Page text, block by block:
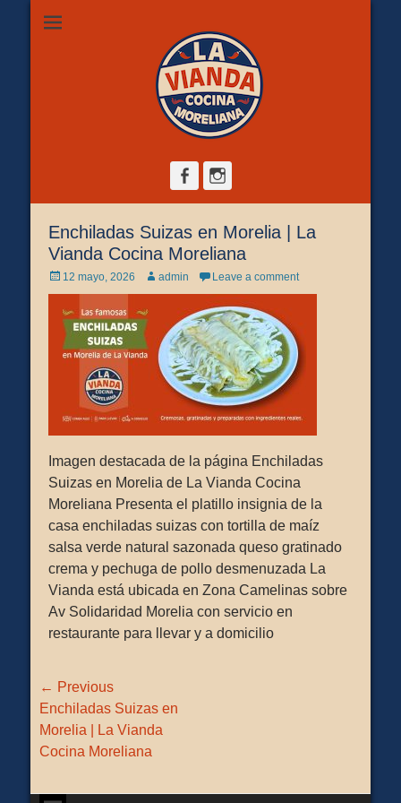
La Vianda Cocina
Moreliana |
Comida casera en
Camelinas sobre Ezequiel Calderón #30 esquina Av. Solidaridad.
Servicio para comer aquí, llevar o pedir a domicilio.
FacebookInstagram
Enchiladas Suizas en Morelia | La
Vianda Cocina Moreliana
Posted
on
12 mayo, 2026 Author
admin Leave a comment
Imagen destacada de la página Enchiladas
Suizas en Morelia de La Vianda Cocina
Moreliana Presenta el platillo insignia de la
casa enchiladas suizas con tortilla de maíz
salsa verde natural sazonada queso gratinado
crema y pechuga de pollo desmenuzada La
Vianda está ubicada en Zona Camelinas sobre
Av Solidaridad Morelia con servicio en
restaurante para llevar y a domicilio
Navegación
de
entradas
← Previous
Previous
post:
Enchiladas Suizas en
Morelia | La Vianda
Cocina Moreliana